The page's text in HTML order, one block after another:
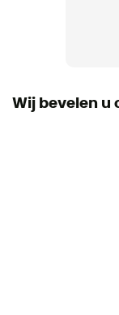
Wij bevelen u